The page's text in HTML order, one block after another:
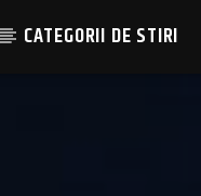
CATEGORII DE STIRI